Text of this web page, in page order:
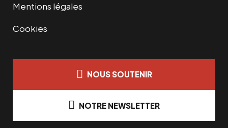
Mentions légales
Cookies
NOUS SOUTENIR
NOTRE NEWSLETTER